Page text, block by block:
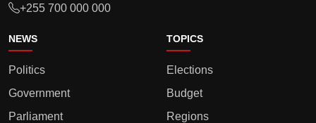
+255 700 000 000
NEWS
Politics
Government
Parliament
TOPICS
Elections
Budget
Regions